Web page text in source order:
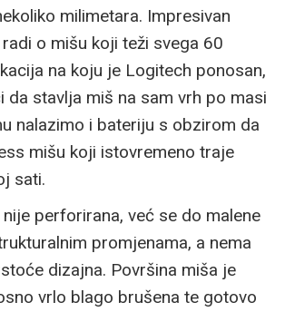
milimetara. Impresivan
o mišu koji teži svega 60
na koju je Logitech ponosan,
da stavlja miš na sam vrh po masi
nalazimo i bateriju s obzirom da
mišu koji istovremeno traje
sati.
perforirana, već se do malene
promjenama, a nema
dizajna. Površina miša je
vrlo blago brušena te gotovo